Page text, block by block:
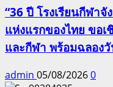
“36 ปี โรงเรียนกีฬา
แห่งแรกของไทย ขอ
และกีฬา พร้อมฉลอง
admin 05/08/20260